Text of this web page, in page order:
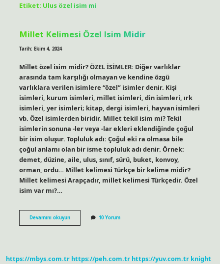
Etiket: Ulus özel isim mi
Millet Kelimesi Özel Isim Midir
Tarih: Ekim 4, 2024
Millet özel isim midir? ÖZEL İSİMLER: Diğer varlıklar
arasında tam karşılığı olmayan ve kendine özgü
varlıklara verilen isimlere “özel” isimler denir. Kişi
isimleri, kurum isimleri, millet isimleri, din isimleri, ırk
isimleri, yer isimleri; kitap, dergi isimleri, hayvan isimleri
vb. Özel isimlerden biridir. Millet tekil isim mi? Tekil
isimlerin sonuna -ler veya -lar ekleri eklendiğinde çoğul
bir isim oluşur. Topluluk adı: Çoğul eki ra olmasa bile
çoğul anlamı olan bir isme topluluk adı denir. Örnek:
demet, düzine, aile, ulus, sınıf, sürü, buket, konvoy,
orman, ordu… Millet kelimesi Türkçe bir kelime midir?
Millet kelimesi Arapçadır, millet kelimesi Türkçedir. Özel
isim var mı?…
Devamını okuyunMillet
Kelimesi
10 Yorum
https://mbys.com.tr https://peh.com.tr https://yuv.com.tr knight